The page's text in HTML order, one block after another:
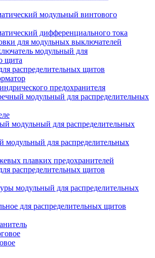
модульный винтового
дифференциального тока
для модульных выключателей
модульный для
щита
распределительных щитов
предохранителя
модульный для распределительных
модульный для распределительных
модульный для распределительных
плавких предохранителей
распределительных щитов
модульный для распределительных
для распределительных щитов